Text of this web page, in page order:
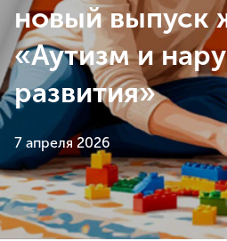
новый выпуск
«Аутизм и
развития»
7 апреля 2026